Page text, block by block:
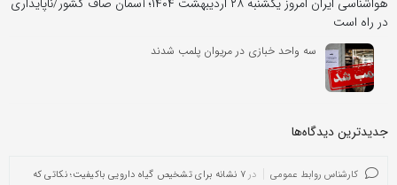
هواشناسی ایران امروز یکشنبه ۲۸ اردیبهشت ۱۴۰۴؛ آسمان صاف کشور/ناپایداری
در راه است
سه واحد خبازی در مریوان پلمب شدند
جدیدترین دیدگاه‌‌ها
کارشناس روابط عمومی در
۷ نشانه برای تشخیص گیاه دارویی باکیفیت؛ نکاتی که